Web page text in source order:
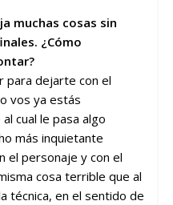
muchas cosas sin
¿Cómo
para dejarte con el
vos ya estás
cual le pasa algo
más inquietante
el personaje y con el
cosa terrible que al
técnica, en el sentido de